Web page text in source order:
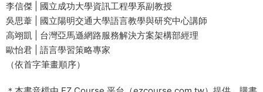
李信傑 | 國立成功大學資訊工程學系副教授
吳思葦 | 國立陽明交通大學語言教學與研究中心講師
高翊凱 | 台灣亞馬遜網路服務解決方案架構部經理
歐怡君 | 語言學習策略專家
（依首字筆畫順序）